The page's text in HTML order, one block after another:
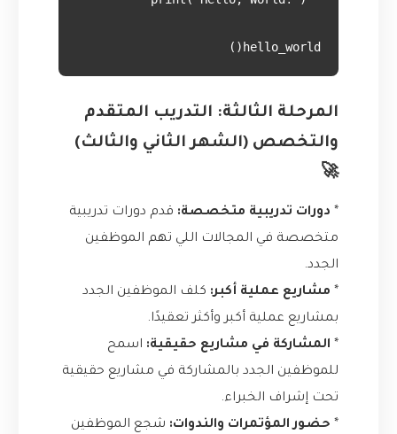
hello_world()
المرحلة الثالثة: التدريب المتقدم
والتخصص (الشهر الثاني والثالث)
🚀
* دورات تدريبية متخصصة: قدم دورات تدريبية
متخصصة في المجالات اللي تهم الموظفين
الجدد.
* مشاريع عملية أكبر: كلف الموظفين الجدد
بمشاريع عملية أكبر وأكثر تعقيدًا.
* المشاركة في مشاريع حقيقية: اسمح
للموظفين الجدد بالمشاركة في مشاريع حقيقية
تحت إشراف الخبراء.
* حضور المؤتمرات والندوات: شجع الموظفين